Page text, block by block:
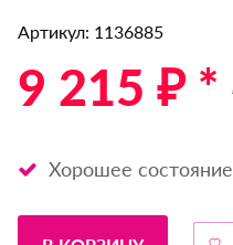
Артикул: 1136885
9 215 ₽ *
Хорошее состояние